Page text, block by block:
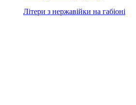
Літери з нержавійки на габіоні